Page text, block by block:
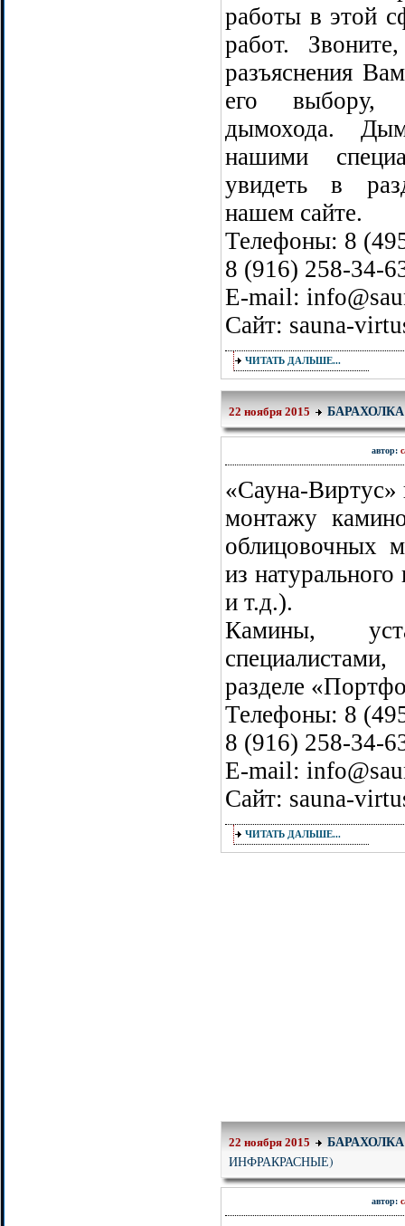
работы в этой
работ.
разъяснения
его выбору,
дымохода.
нашими
увидеть в
нашем сайте.
Телефоны: 8
8 (916) 258-34-
E-mail:
Сайт: sauna-
ЧИТАТЬ ДАЛЬШЕ...
22 ноября 2015 БАРАХОЛКА
автор:
«Сауна-Виртус»
монтажу
облицовочных
из
и т.д.).
Камины,
разделе
Телефоны: 8
8 (916) 258-34-
E-mail:
Сайт: sauna-
ЧИТАТЬ ДАЛЬШЕ...
22 ноября 2015 БАРАХОЛКА
ИНФРАКРАСНЫЕ)
автор: